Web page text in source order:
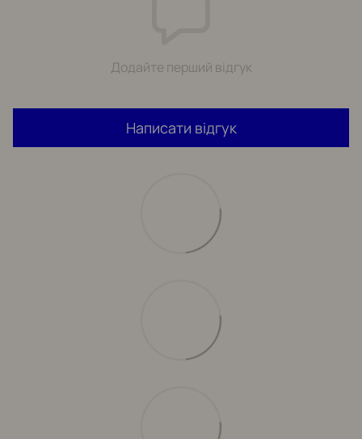
Додайте перший відгук
Написати відгук